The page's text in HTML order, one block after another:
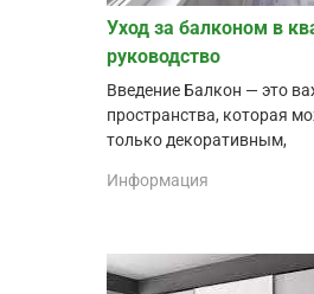
Уход за балконом в
руководство
Введение Балкон — это
пространства, которая
только декоративным,
Информация